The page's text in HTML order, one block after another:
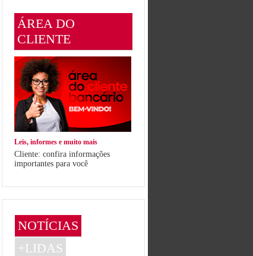
ÁREA DO
CLIENTE
Leis, informes e muito mais
Cliente: confira informações
importantes para você
NOTÍCIAS
+LIDAS